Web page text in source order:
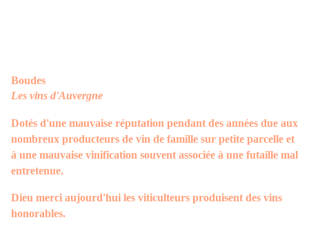
Boudes
Les vins d'Auvergne
Dotés d'une mauvaise réputation pendant des années due aux
nombreux producteurs de vin de famille sur petite parcelle et
à une mauvaise vinification souvent associée à une futaille mal
entretenue.
Dieu merci aujourd'hui les viticulteurs produisent des vins
honorables.